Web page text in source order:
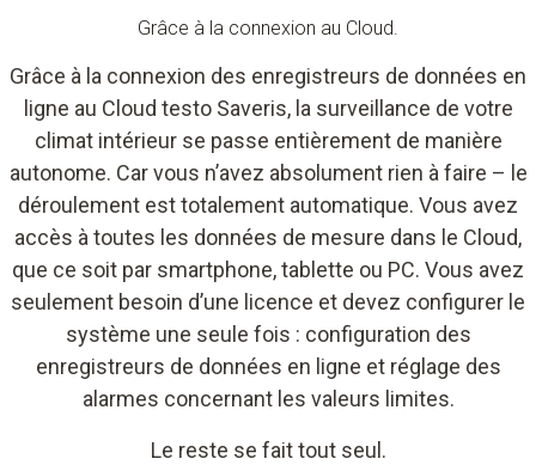
Grâce à la connexion au Cloud.
Grâce à la connexion des enregistreurs de données en
ligne au Cloud testo Saveris, la surveillance de votre
climat intérieur se passe entièrement de manière
autonome. Car vous n’avez absolument rien à faire – le
déroulement est totalement automatique. Vous avez
accès à toutes les données de mesure dans le Cloud,
que ce soit par smartphone, tablette ou PC. Vous avez
seulement besoin d’une licence et devez configurer le
système une seule fois : configuration des
enregistreurs de données en ligne et réglage des
alarmes concernant les valeurs limites.
Le reste se fait tout seul.